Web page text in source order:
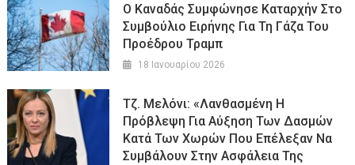
O Καναδάς Συμφώνησε Καταρχήν Στο
Συμβούλιο Ειρήνης Για Τη Γάζα Του
Προέδρου Τραμπ
18 Ιανουαρίου 2026
Τζ. Μελόνι: «Λανθασμένη Η
Πρόβλεψη Για Αύξηση Των Δασμών
Κατά Των Χωρών Που Επέλεξαν Να
Συμβάλουν Στην Ασφάλεια Της